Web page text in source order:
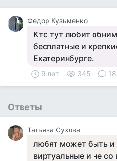
Федор Кузьменко
Кто тут любит
бесплатные и
Екатеринбурге.
9 лет 345 18
Ответы
Татьяна Сухова
любят может быть и
виртуальные и не со